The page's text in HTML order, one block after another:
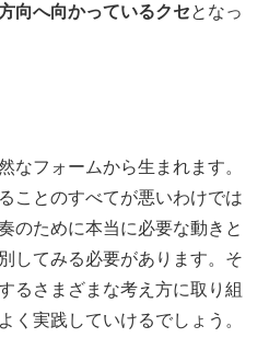
向へ向かっているクセとなっ
なフォームから生まれます。
ことのすべてが悪いわけでは
のために本当に必要な動きと
してみる必要があります。 そ
るさまざまな考え方に取り組
く実践していけるでしょう。